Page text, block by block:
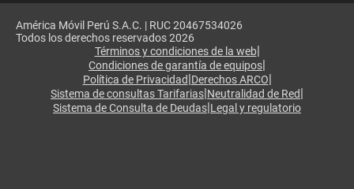
América Móvil Perú S.A.C. | RUC 20467534026
Todos los derechos reservados 2026
Términos y condiciones de la web|
Condiciones de garantía de equipos|
Política de Privacidad|Derechos ARCO|
Sistema de consultas Tarifarias|Neutralidad de Red|
Sistema de Consulta de Deudas|Legal y regulatorio